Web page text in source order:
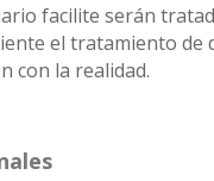
facilite serán
el tratamiento
con la realidad.